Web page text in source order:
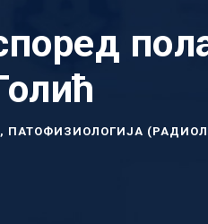
, ПАТОФИЗИОЛОГИЈА